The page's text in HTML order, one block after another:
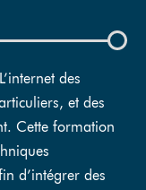
des
et des
Cette formation
d’intégrer des